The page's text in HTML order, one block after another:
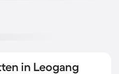
in Leogang